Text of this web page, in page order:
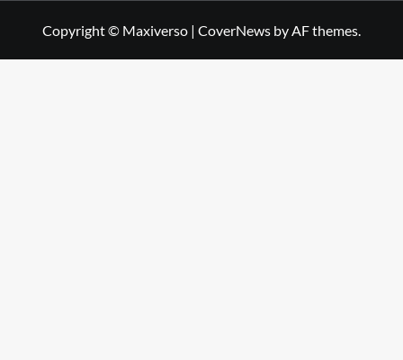
Copyright © Maxiverso | CoverNews by AF themes.